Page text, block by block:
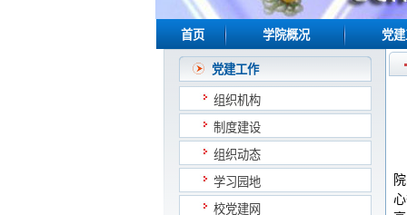
首页 学院概况 党
党建工作
组织机构
制度建设
组织动态
学习园地
校党建网